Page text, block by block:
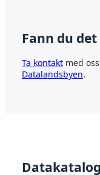
Fann du
Ta kontakt med
Datalandsbyen.